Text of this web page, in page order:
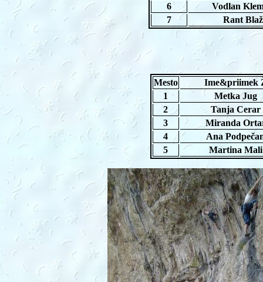
6
Vodlan
7
Rant Blaž
Mesto
Ime&priimek
1
Metka Jug
2
Tanja Cerar
3
Miranda
4
Ana
5
Martina Mali